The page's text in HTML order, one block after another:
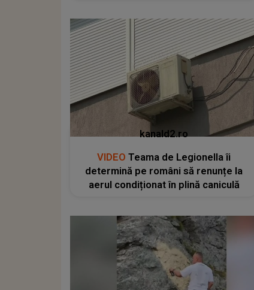
kanald2.ro
VIDEO Teama de Legionella îi
determină pe români să renunțe la
aerul condiționat în plină caniculă